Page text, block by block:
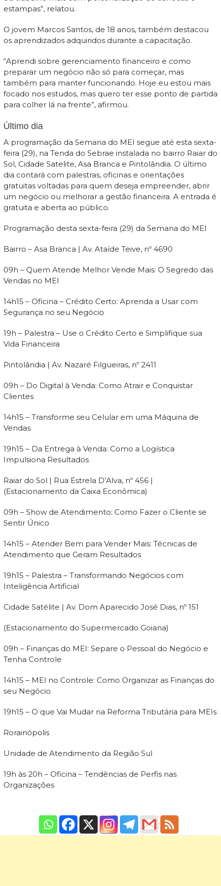
estampas”, relatou.
O jovem Marcos Santos, de 18 anos, também destacou
os aprendizados adquiridos durante a capacitação.
“Aprendi sobre gerenciamento financeiro e como
preparar um negócio não só para começar, mas
também para manter funcionando. Hoje eu estou mais
focado nos estudos, mas quero ter esse ponto de partida
para colher lá na frente”, afirmou.
Último dia
A programação da Semana do MEI segue até esta sexta-
feira (29), na Tenda do Sebrae instalada no bairro Raiar do
Sol, Cidade Satelite, Asa Branca e Pintolândia. O último
dia contará com palestras, oficinas e orientações
gratuitas voltadas para quem deseja empreender, abrir
um negócio ou melhorar a gestão financeira. A entrada é
gratuita e aberta ao público.
Programação desta sexta-feira (29) da Semana do MEI
Bairro – Asa Branca | Av. Ataíde Teive, nº 4690
09h – Quem Atende Melhor Vende Mais: O Segredo das
Vendas no MEI
14h15 – Oficina – Crédito Certo: Aprenda a Usar com
Segurança no seu Negócio
19h – Palestra – Use o Crédito Certo e Simplifique sua
Vida Financeira
Pintolândia | Av. Nazaré Filgueiras, nº 2411
09h – Do Digital à Venda: Como Atrair e Conquistar
Clientes
14h15 – Transforme seu Celular em uma Máquina de
Vendas
19h15 – Da Entrega à Venda: Como a Logística
Impulsiona Resultados
Raiar do Sol | Rua Estrela D’Alva, nº 456 |
(Estacionamento da Caixa Econômica)
09h – Show de Atendimento: Como Fazer o Cliente se
Sentir Único
14h15 – Atender Bem para Vender Mais: Técnicas de
Atendimento que Geram Resultados
19h15 – Palestra – Transformando Negócios com
Inteligência Artificial
Cidade Satélite | Av. Dom Aparecido José Dias, nº 151
(Estacionamento do Supermercado Goiana)
09h – Finanças do MEI: Separe o Pessoal do Negócio e
Tenha Controle
14h15 – MEI no Controle: Como Organizar as Finanças do
seu Negócio
19h15 – O que Vai Mudar na Reforma Tributária para MEIs
Rorainópolis
Unidade de Atendimento da Região Sul
19h às 20h – Oficina – Tendências de Perfis nas
Organizações